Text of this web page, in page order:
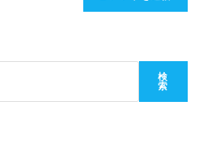
検
索